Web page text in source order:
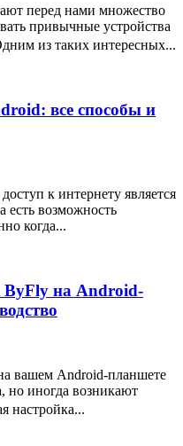
перед нами множество
привычные устройства
из таких интересных...
все способы и
к интернету является
есть возможность
когда...
ByFly на Android-
вашем Android-планшете
но иногда возникают
настройка...